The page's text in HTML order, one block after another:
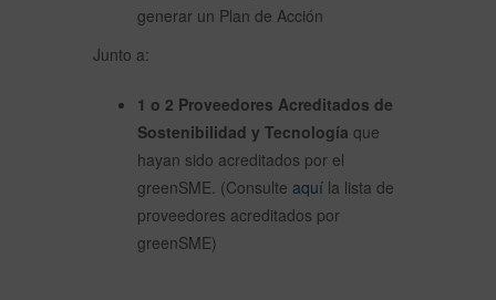
generar un Plan de Acción
Junto a:
1 o 2 Proveedores Acreditados de
Sostenibilidad y Tecnología que
hayan sido acreditados por el
greenSME. (Consulte aquí la lista de
proveedores acreditados por
greenSME)